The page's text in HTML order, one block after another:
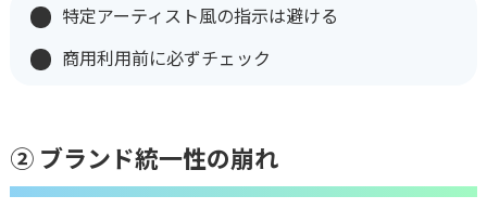
特定アーティスト風の指示は避ける
商用利用前に必ずチェック
② ブランド統一性の崩れ